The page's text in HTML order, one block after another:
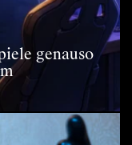
genauso